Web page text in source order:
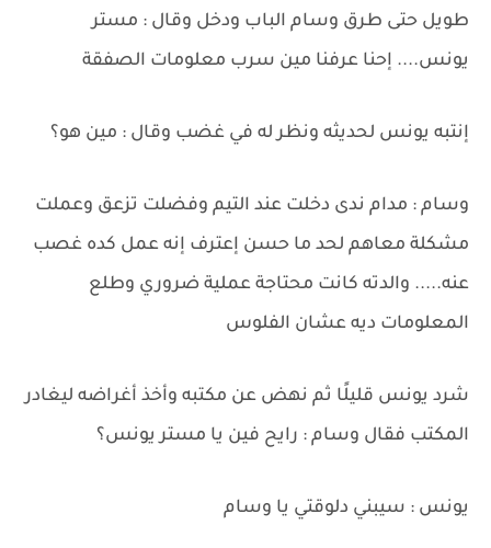
طويل حتى طرق وسام الباب ودخل وقال : مستر
يونس.... إحنا عرفنا مين سرب معلومات الصفقة
إنتبه يونس لحديثه ونظر له في غضب وقال : مين هو؟
وسام : مدام ندى دخلت عند التيم وفضلت تزعق وعملت
مشكلة معاهم لحد ما حسن إعترف إنه عمل كده غصب
عنه..... والدته كانت محتاجة عملية ضروري وطلع
المعلومات ديه عشان الفلوس
شرد يونس قليلًا ثم نهض عن مكتبه وأخذ أغراضه ليغادر
المكتب فقال وسام : رايح فين يا مستر يونس؟
يونس : سيبني دلوقتي يا وسام